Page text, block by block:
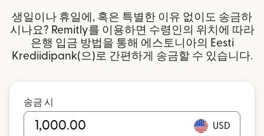
생일이나 휴일에, 혹은 특별한 이유 없이도 송금하
시나요? Remitly를 이용하면 수령인의 위치에 따라
은행 입금 방법을 통해 에스토니아의 Eesti
Krediidipank(으)로 간편하게 송금할 수 있습니다.
송금 시
USD